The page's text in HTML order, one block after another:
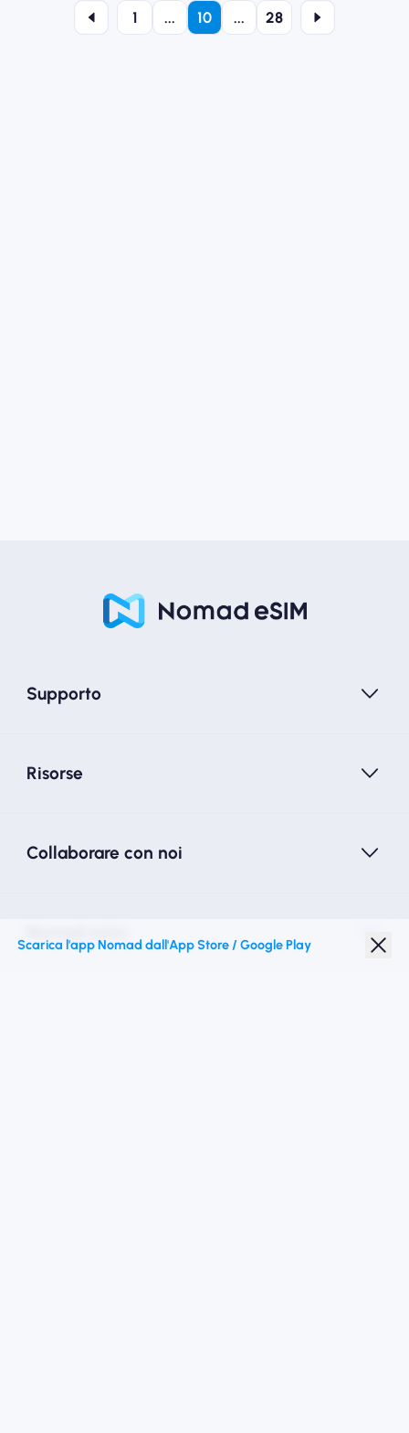
1 ... 10 ... 28
Supporto
Risorse
Collaborare con noi
Scarica l'app Nomad dall'App Store / Google Play